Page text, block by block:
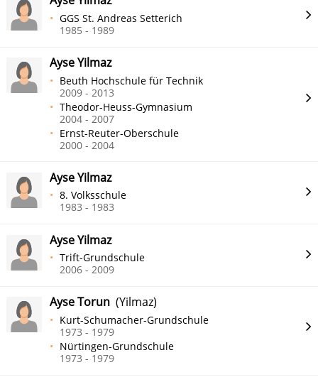
GGS St. Andreas Setterich
1985 - 1989
Ayse Yilmaz
Beuth Hochschule für Technik
2009 - 2013
Theodor-Heuss-Gymnasium
2004 - 2007
Ernst-Reuter-Oberschule
2000 - 2004
Ayse Yilmaz
8. Volksschule
1983 - 1983
Ayse Yilmaz
Trift-Grundschule
2006 - 2009
Ayse Torun (Yilmaz)
Kurt-Schumacher-Grundschule
1973 - 1979
Nürtingen-Grundschule
1973 - 1979